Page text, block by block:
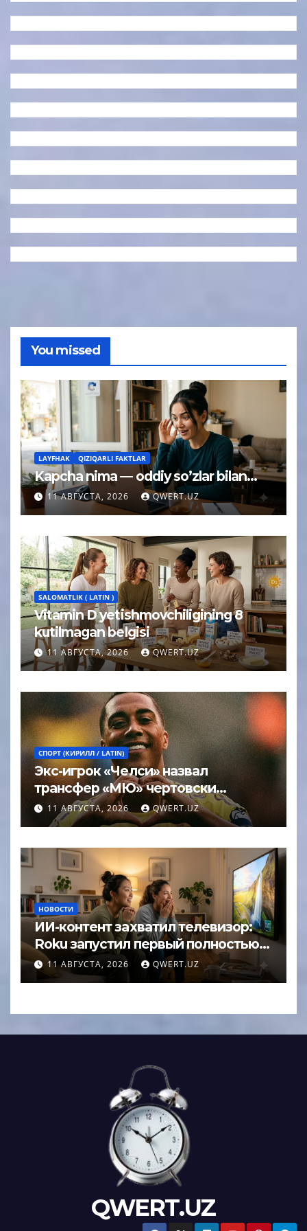
You missed
LAYFHAK QIZIQARLI FAKTLAR
Kapcha nima — oddiy so’zlar bilan…
11 АВГУСТА, 2026 QWERT.UZ
SALOMATLIK ( LATIN )
Vitamin D yetishmovchiligining 8
kutilmagan belgisi
11 АВГУСТА, 2026 QWERT.UZ
СПОРТ (КИРИЛЛ / LATIN)
Экс-игрок «Челси» назвал
трансфер «МЮ» чертовски
удачной сделкой
11 АВГУСТА, 2026 QWERT.UZ
НОВОСТИ
ИИ-контент захватил телевизор:
Roku запустил первый полностью
нейросетевой канал
11 АВГУСТА, 2026 QWERT.UZ
QWERT.UZ